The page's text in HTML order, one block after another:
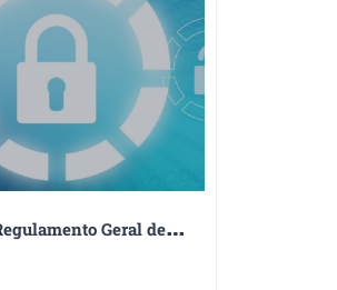
R
GPD – Regulamento Geral de Proteção de Dados